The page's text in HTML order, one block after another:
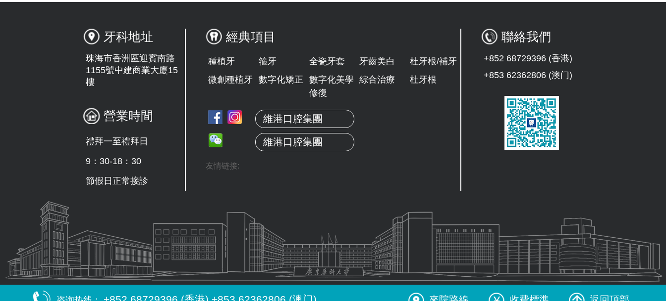
牙科地址
珠海市香洲區迎賓南路
1155號中建商業大廈15
樓
營業時間
禮拜一至禮拜日
9：30-18：30
節假日正常接診
經典項目
種植牙 箍牙 全瓷牙套 牙齒美白
杜牙根/補牙
微創種植牙 數字化矯正
數字化美學
修復
綜合治療 杜牙根
維港口腔集團
維港口腔集團
友情链接:
聯絡我們
+852 68729396 (香港)
+853 62362806 (澳门)